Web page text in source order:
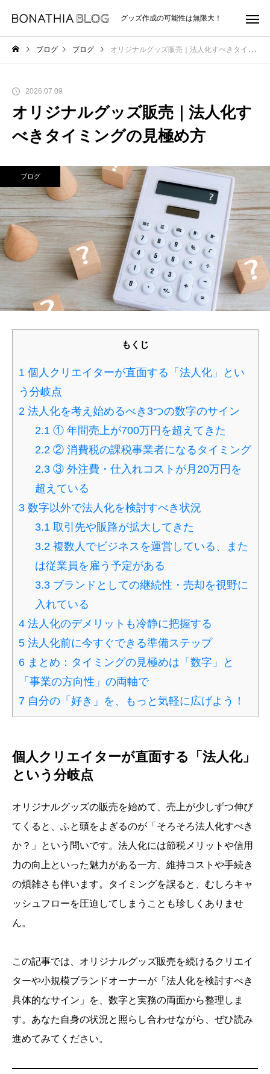
グッズ作成の可能性は無限大！
ブログ ブログ オリジナルグッズ販売｜法人化すべきタイミングの見極め方
2026.07.09
オリジナルグッズ販売｜法人化す
べきタイミングの見極め方
ブログ
もくじ
1 個人クリエイターが直面する「法人化」とい
う分岐点
2 法人化を考え始めるべき3つの数字のサイン
2.1 ① 年間売上が700万円を超えてきた
2.2 ② 消費税の課税事業者になるタイミング
2.3 ③ 外注費・仕入れコストが月20万円を
超えている
3 数字以外で法人化を検討すべき状況
3.1 取引先や販路が拡大してきた
3.2 複数人でビジネスを運営している、また
は従業員を雇う予定がある
3.3 ブランドとしての継続性・売却を視野に
入れている
4 法人化のデメリットも冷静に把握する
5 法人化前に今すぐできる準備ステップ
6 まとめ：タイミングの見極めは「数字」と
「事業の方向性」の両軸で
7 自分の「好き」を、もっと気軽に広げよう！
個人クリエイターが直面する「法人化」
という分岐点
オリジナルグッズの販売を始めて、売上が少しずつ伸び
てくると、ふと頭をよぎるのが「そろそろ法人化すべき
か？」という問いです。法人化には節税メリットや信用
力の向上といった魅力がある一方、維持コストや手続き
の煩雑さも伴います。タイミングを誤ると、むしろキャ
ッシュフローを圧迫してしまうことも珍しくありませ
ん。
この記事では、オリジナルグッズ販売を続けるクリエイ
ターや小規模ブランドオーナーが「法人化を検討すべき
具体的なサイン」を、数字と実務の両面から整理しま
す。あなた自身の状況と照らし合わせながら、ぜひ読み
進めてみてください。